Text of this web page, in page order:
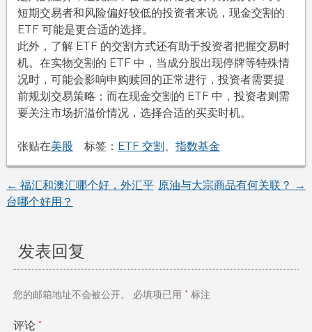
短期交易者和风险偏好较低的投资者来说，现金交割的
ETF 可能是更合适的选择。​
此外，了解 ETF 的交割方式还有助于投资者把握交易时
机。在实物交割的 ETF 中，当成分股出现停牌等特殊情
况时，可能会影响申购赎回的正常进行，投资者需要提
前规划交易策略；而在现金交割的 ETF 中，投资者则需
要关注市场折溢价情况，选择合适的买卖时机。
张贴在美股 标签： ETF 交割 、 指数基金
文
导
航
← 福汇和澳汇哪个好，外汇平
台哪个好用？
原油与大宗商品有何关联？ →
发表回复
您的邮箱地址不会被公开。 必填项已用 * 标注
评论 *